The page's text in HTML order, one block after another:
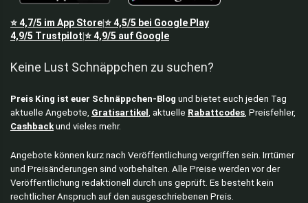
Gartenmöbel
Gewinnspiele
Haushaltsgeräte
Hoch­druck­rei­ni­ger
Kaffeemaschinen
Käse & Milchprodukte
Kinderbücher
⭐4,7/5 im App Store⭐4,5/5 bei Google Play
4,9/5 Trustpilot ⭐4,9/5 auf Google
Keine Lust Schnäppchen zu suchen?
Preis King ist euer Schnäppchen-Blog und bietet euch jeden Tag
aktuelle Angebote, Gratisartikel , aktuelle Rabattcodes, Preisfehler,
Cashbackund vieles mehr.
Angebote können kurz nach Veröffentlichung vergriffen sein. Irrtümer
und Preisänderungen sind vorbehalten. Alle Preise werden vor der
Veröffentlichung redaktionell durch uns geprüft. Es besteht kein
rechtlicher Anspruch auf den ausgeschriebenen Preis.